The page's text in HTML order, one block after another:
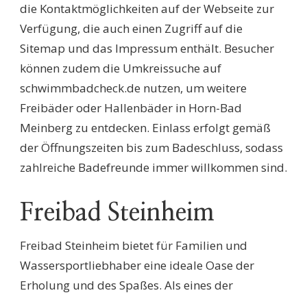
die Kontaktmöglichkeiten auf der Webseite zur
Verfügung, die auch einen Zugriff auf die
Sitemap und das Impressum enthält. Besucher
können zudem die Umkreissuche auf
schwimmbadcheck.de nutzen, um weitere
Freibäder oder Hallenbäder in Horn-Bad
Meinberg zu entdecken. Einlass erfolgt gemäß
der Öffnungszeiten bis zum Badeschluss, sodass
zahlreiche Badefreunde immer willkommen sind.
Freibad Steinheim
Freibad Steinheim bietet für Familien und
Wassersportliebhaber eine ideale Oase der
Erholung und des Spaßes. Als eines der